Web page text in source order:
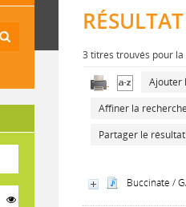
3 titres trouvés pour
Ajouter
Affiner la recherche
Partager le
Buccinate /